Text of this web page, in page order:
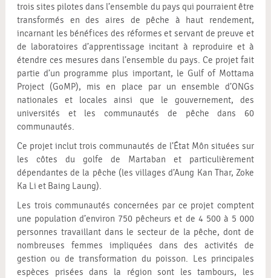
trois sites pilotes dans l’ensemble du pays qui pourraient être
transformés en des aires de pêche à haut rendement,
incarnant les bénéfices des réformes et servant de preuve et
de laboratoires d’apprentissage incitant à reproduire et à
étendre ces mesures dans l’ensemble du pays. Ce projet fait
partie d’un programme plus important, le Gulf of Mottama
Project (GoMP), mis en place par un ensemble d’ONGs
nationales et locales ainsi que le gouvernement, des
universités et les communautés de pêche dans 60
communautés.
Ce projet inclut trois communautés de l’État Môn situées sur
les côtes du golfe de Martaban et particulièrement
dépendantes de la pêche (les villages d’Aung Kan Thar, Zoke
Ka Li et Baing Laung).
Les trois communautés concernées par ce projet comptent
une population d’environ 750 pêcheurs et de 4 500 à 5 000
personnes travaillant dans le secteur de la pêche, dont de
nombreuses femmes impliquées dans des activités de
gestion ou de transformation du poisson. Les principales
espèces prisées dans la région sont les tambours, les